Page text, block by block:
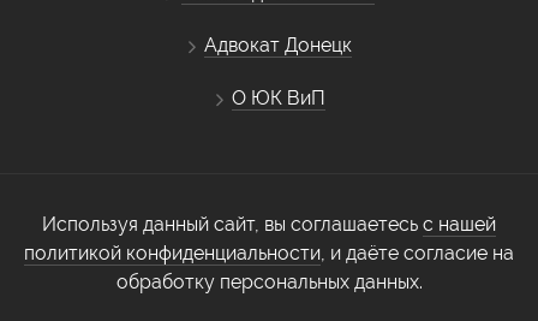
Адвокат Донецк
О ЮК ВиП
Используя данный сайт, вы соглашаетесь с нашей
политикой конфиденциальности, и даёте согласие на
обработку персональных данных.